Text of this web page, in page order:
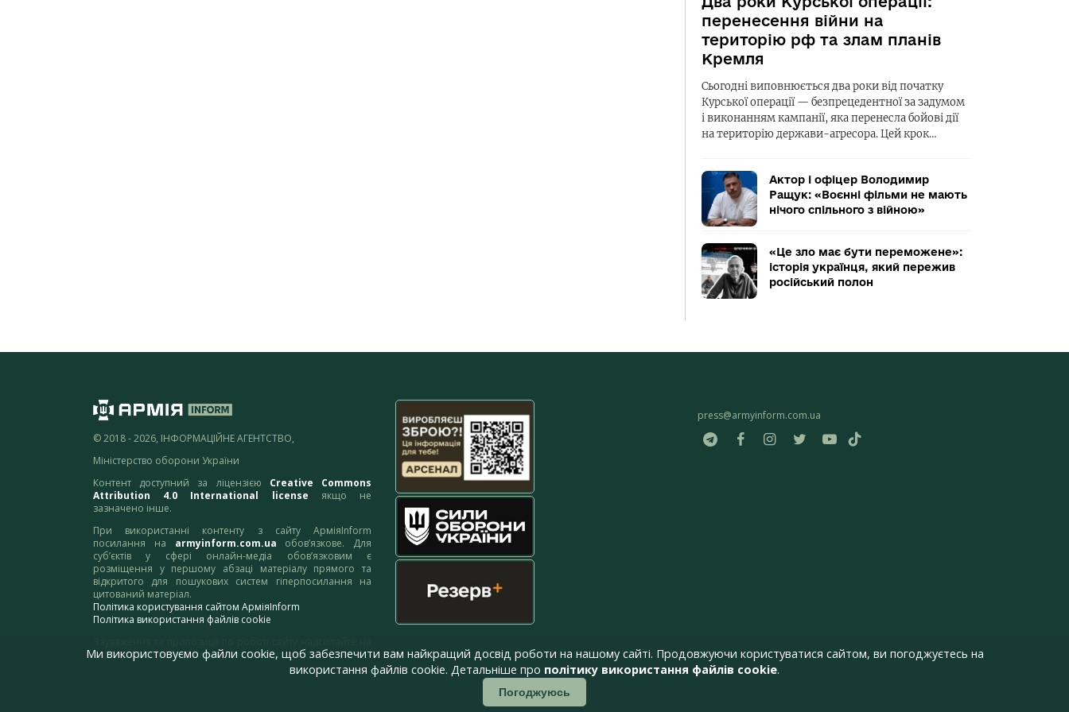
перенесення війни на
територію рф та злам планів
Кремля
Сьогодні виповнюється два роки від початку
Курської операції — безпрецедентної за задумом
і виконанням кампанії, яка перенесла бойові дії
на територію держави-агресора. Цей крок…
Актор і офіцер Володимир
Ращук: «Воєнні фільми не мають
нічого спільного з війною»
«Це зло має бути переможене»:
історія українця, який пережив
російський полон
© 2018 - 2026, ІНФОРМАЦІЙНЕ АГЕНТСТВО,
Міністерство оборони України
Контент доступний за ліцензією Creative Commons
Attribution 4.0 International license якщо не
зазначено інше.
При використанні контенту з сайту АрміяInform
посилання на armyinform.com.ua обов’язкове. Для
суб’єктів у сфері онлайн-медіа обов’язковим є
розміщення у першому абзаці матеріалу прямого та
відкритого для пошукових систем гіперпосилання на
цитований матеріал.
Політика користування сайтом АрміяInform
Політика використання файлів cookie
адресу:webmaster@armyinform.com.ua
press@armyinform.com.ua
Ми використовуємо файли cookie, щоб забезпечити вам найкращий досвід роботи на нашому сайті. Продовжуючи користуватися сайтом, ви погоджуєтесь на
використання файлів cookie. Детальніше про політику використання файлів cookie.
Погоджуюсь